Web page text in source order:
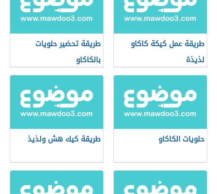
طريقة عمل كيكة كاكاو
لذيذة
طريقة تحضير حلويات
بالكاكاو
حلويات الكاكاو طريقة كيك هش ولذيذ